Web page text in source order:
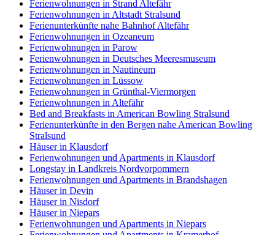
Ferienwohnungen in Strand Altefähr
Ferienwohnungen in Altstadt Stralsund
Ferienunterkünfte nahe Bahnhof Altefähr
Ferienwohnungen in Ozeaneum
Ferienwohnungen in Parow
Ferienwohnungen in Deutsches Meeresmuseum
Ferienwohnungen in Nautineum
Ferienwohnungen in Lüssow
Ferienwohnungen in Grünthal-Viermorgen
Ferienwohnungen in Altefähr
Bed and Breakfasts in American Bowling Stralsund
Ferienunterkünfte in den Bergen nahe American Bowling
Stralsund
Häuser in Klausdorf
Ferienwohnungen und Apartments in Klausdorf
Longstay in Landkreis Nordvorpommern
Ferienwohnungen und Apartments in Brandshagen
Häuser in Devin
Häuser in Nisdorf
Häuser in Niepars
Ferienwohnungen und Apartments in Niepars